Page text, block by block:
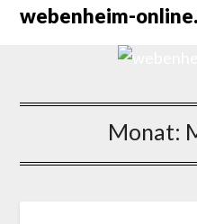
Skipwebenheim-
Monat: